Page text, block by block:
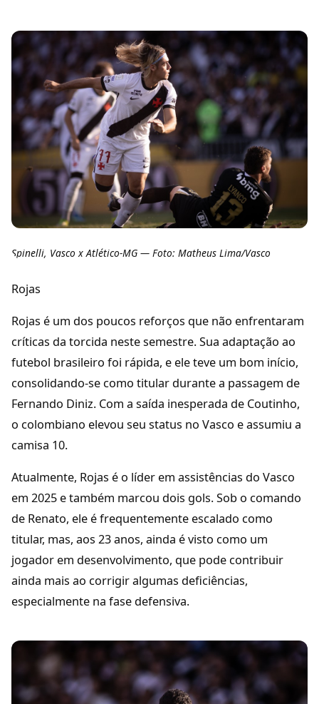
Spinelli, Vasco x Atlético-MG — Foto: Matheus Lima/Vasco
Rojas
Rojas é um dos poucos reforços que não enfrentaram
críticas da torcida neste semestre. Sua adaptação ao
futebol brasileiro foi rápida, e ele teve um bom início,
consolidando-se como titular durante a passagem de
Fernando Diniz. Com a saída inesperada de Coutinho,
o colombiano elevou seu status no Vasco e assumiu a
camisa 10.
Atualmente, Rojas é o líder em assistências do Vasco
em 2025 e também marcou dois gols. Sob o comando
de Renato, ele é frequentemente escalado como
titular, mas, aos 23 anos, ainda é visto como um
jogador em desenvolvimento, que pode contribuir
ainda mais ao corrigir algumas deficiências,
especialmente na fase defensiva.